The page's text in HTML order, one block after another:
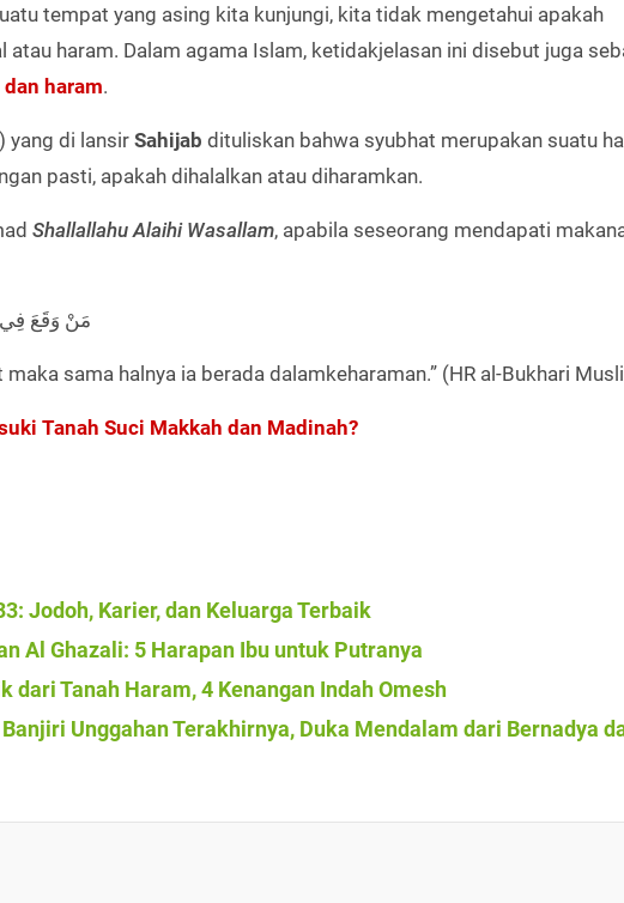
tempat yang asing kita kunjungi, kita tidak mengetahui apakah
haram. Dalam agama Islam, ketidakjelasan ini disebut juga
haram.
yang di lansir Sahijab dituliskan bahwa syubhat merupakan suatu
pasti, apakah dihalalkan atau diharamkan.
Shallallahu Alaihi Wasallam, apabila seseorang mendapati
مَنْ وَقَعَ فِي
sama halnya ia berada dalamkeharaman.” (HR al-Bukhari
Tanah Suci Makkah dan Madinah?
Jodoh, Karier, dan Keluarga Terbaik
Al Ghazali: 5 Harapan Ibu untuk Putranya
dari Tanah Haram, 4 Kenangan Indah Omesh
Unggahan Terakhirnya, Duka Mendalam dari Bernadya